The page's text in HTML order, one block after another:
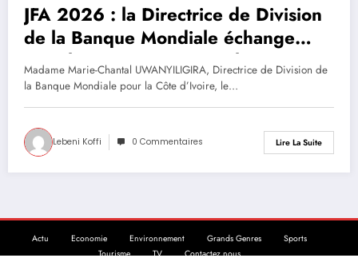
JFA 2026 : la Directrice de Division
de la Banque Mondiale échange
avec le Directeur Général par
intérim de l’AFOR
Madame Marie-Chantal UWANYILIGIRA, Directrice de Division de
la Banque Mondiale pour la Côte d’Ivoire, le…
Lebeni Koffi 0 Commentaires Lire La Suite
Actu Economie Environnement Grands Genres
Sports
Tourisme
TV Contactez nous